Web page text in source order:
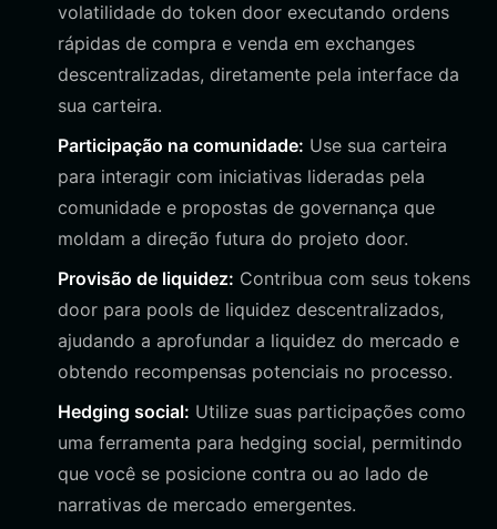
volatilidade do token door executando ordens
rápidas de compra e venda em exchanges
descentralizadas, diretamente pela interface da
sua carteira.
Participação na comunidade: Use sua carteira
para interagir com iniciativas lideradas pela
comunidade e propostas de governança que
moldam a direção futura do projeto door.
Provisão de liquidez: Contribua com seus tokens
door para pools de liquidez descentralizados,
ajudando a aprofundar a liquidez do mercado e
obtendo recompensas potenciais no processo.
Hedging social: Utilize suas participações como
uma ferramenta para hedging social, permitindo
que você se posicione contra ou ao lado de
narrativas de mercado emergentes.